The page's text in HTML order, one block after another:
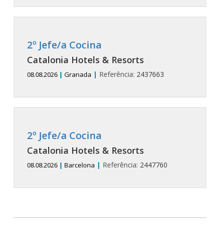
2º Jefe/a Cocina
Catalonia Hotels & Resorts
08.08.2026 | Granada | Referência: 2437663
2º Jefe/a Cocina
Catalonia Hotels & Resorts
08.08.2026 | Barcelona | Referência: 2447760